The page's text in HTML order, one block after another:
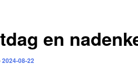
en
2024-08-22